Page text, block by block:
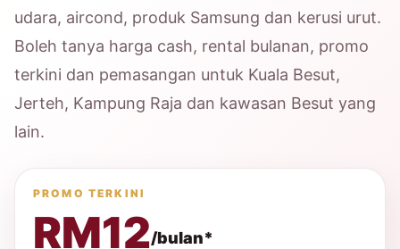
udara, aircond, produk Samsung dan kerusi urut.
Boleh tanya harga cash, rental bulanan, promo
terkini dan pemasangan untuk Kuala Besut,
Jerteh, Kampung Raja dan kawasan Besut yang
lain.
PROMO TERKINI
RM12/bulan*